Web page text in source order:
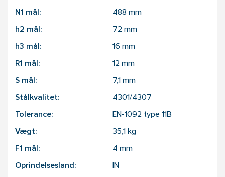
N1 mål: 488 mm
h2 mål: 72 mm
h3 mål: 16 mm
R1 mål: 12 mm
S mål: 7,1 mm
Stålkvalitet: 4301/4307
Tolerance: EN-1092 type 11B
Vægt: 35,1 kg
F1 mål: 4 mm
Oprindelsesland: IN